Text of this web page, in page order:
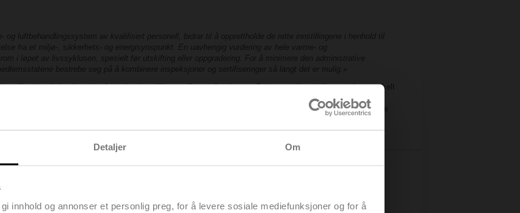
Detaljer Om
innhold og annonser et personlig preg, for å levere sosiale mediefunksjoner og for å
og luftbehandlingssystem av kvalifisert personell, bidrar til å opprettholde de rette innstillingene i henhold til
fra et miljø-, sikkerhets- og energisynspunkt. En uavhengig vurdering av hele varme- og
i løpet av livssyklusen, spesielt før utskifting eller oppgradering. For å minimere den administrative
bestrebe seg på å kombinere inspeksjoner og sertifiseringer så langt det er mulig.»
slik at avvik fra de optimale ytelsesinnstillingene flagges/korrigeres. Systemet sikrer i tillegg at det er enkelt
Hvis det er behov for mer hjelp, gjør koblingen til skyløsningen Belimo Cloud det mulig at operatøren
at det åpnes en utgående port i brannmuren din til enheten. Nå teamet fra Belimo har fått tilgang, kan de se